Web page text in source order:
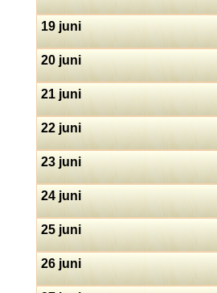
19 juni
20 juni
21 juni
22 juni
23 juni
24 juni
25 juni
26 juni